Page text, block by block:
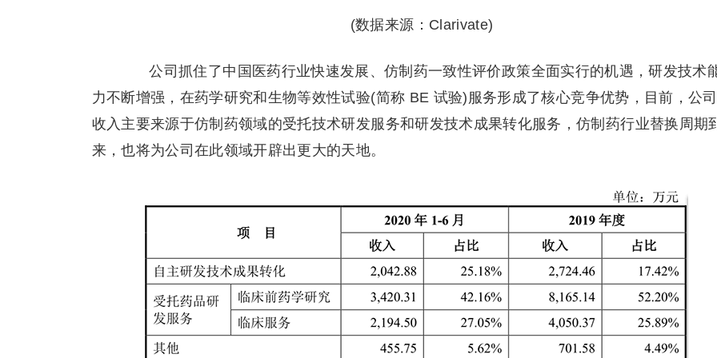
(数据来源：Clarivate)
公司抓住了中国医药行业快速发展、仿制药一致性评价政策全面实行的机遇，研发技术
力不断增强，在药学研究和生物等效性试验(简称 BE 试验)服务形成了核心竞争优势，目前，公司
收入主要来源于仿制药领域的受托技术研发服务和研发技术成果转化服务，仿制药行业替换周期
来，也将为公司在此领域开辟出更大的天地。